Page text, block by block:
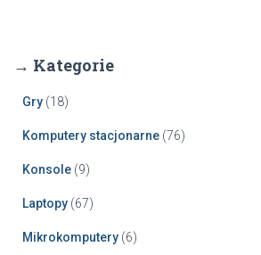
→ Kategorie
Gry (18)
Komputery stacjonarne (76)
Konsole (9)
Laptopy (67)
Mikrokomputery (6)